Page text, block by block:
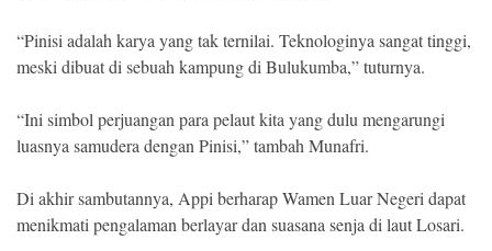
“Pinisi adalah karya yang tak ternilai. Teknologinya sangat tinggi,
meski dibuat di sebuah kampung di Bulukumba,” tuturnya.
“Ini simbol perjuangan para pelaut kita yang dulu mengarungi
luasnya samudera dengan Pinisi,” tambah Munafri.
Di akhir sambutannya, Appi berharap Wamen Luar Negeri dapat
menikmati pengalaman berlayar dan suasana senja di laut Losari.